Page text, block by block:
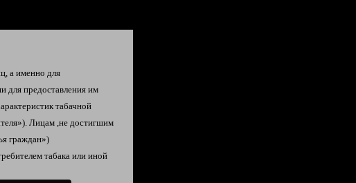
а именно для
для предоставления им
табачной
Лицам ,не достигшим
граждан»)
табака или иной